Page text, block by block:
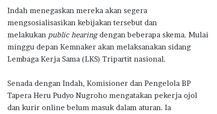
Indah menegaskan mereka akan segera
mengsosialisasikan kebijakan tersebut dan
melakukan public hearingdengan beberapa skema. Mulai
minggu depan Kemnaker akan melaksanakan sidang
Lembaga Kerja Sama (LKS) Tripartit nasional.
Senada dengan Indah, Komisioner dan Pengelola BP
Tapera Heru Pudyo Nugroho mengatakan pekerja ojol
dan kurir online belum masuk dalam aturan. Ia